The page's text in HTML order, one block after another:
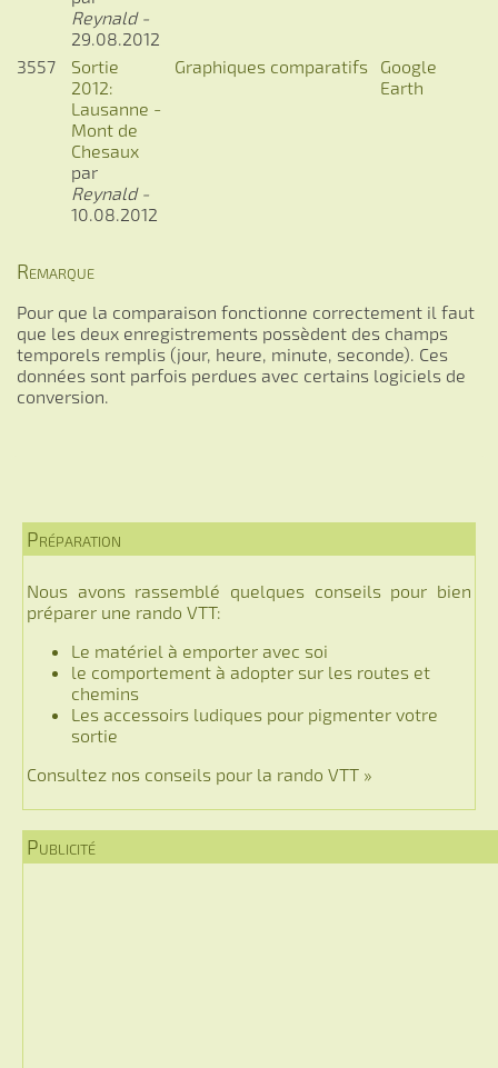
Reynald -
29.08.2012
3557
Sortie
2012:
Lausanne -
Mont de
Chesaux
par
Reynald -
10.08.2012
Graphiques comparatifs
Google
Earth
Remarque
Pour que la comparaison fonctionne correctement il faut
que les deux enregistrements possèdent des champs
temporels remplis (jour, heure, minute, seconde). Ces
données sont parfois perdues avec certains logiciels de
conversion.
Préparation
Nous avons rassemblé quelques conseils pour bien
préparer une rando VTT:
Le matériel à emporter avec soi
le comportement à adopter sur les routes et
chemins
Les accessoirs ludiques pour pigmenter votre
sortie
Consultez nos conseils pour la rando VTT »
Publicité